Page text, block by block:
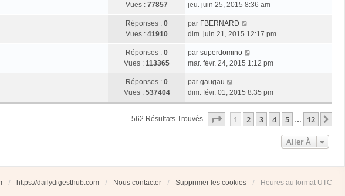
Vues : 77857
jeu. juin 25, 2015 8:36 am
Réponses : 0
Vues : 41910
par FBERNARD
dim. juin 21, 2015 12:17 pm
Réponses : 0
Vues : 113365
par superdomino
mar. févr. 24, 2015 1:12 pm
Réponses : 0
Vues : 537404
par gaugau
dim. févr. 01, 2015 8:35 pm
562 Résultats Trouvés Page Sur12
1 2 3 4 5 … 12
Aller À
https://dailydigesthub.com Nous contacter Supprimer les cookies Heures au format UTC